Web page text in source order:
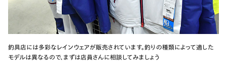
釣具店には多彩なレインウェアが販売されています。釣りの種類によって適した
モデルは異なるので、まずは店員さんに相談してみましょう